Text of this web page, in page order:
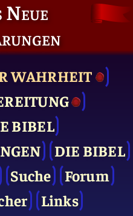
WAHRHEIT
BIBEL
DIE BIBEL
Suche
Forum
Links